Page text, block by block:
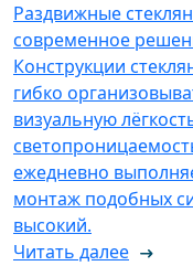
Раздвижные
современное
Конструкции
гибко
визуальную
ежедневно
монтаж подобных
высокий.
Читать далее